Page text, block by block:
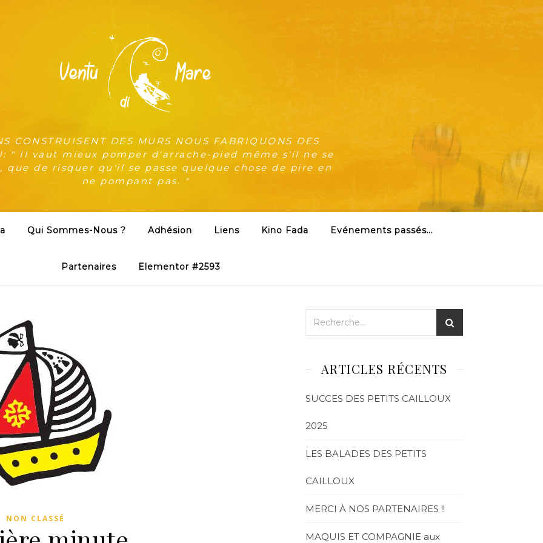
CONSTRUISENT DES MURS NOUS FABRIQUONS DES
" Il vaut mieux pomper d'arrache-pied même s'il ne se
que de risquer qu'il se passe quelque chose de pire en
ne pompant pas. "
Qui Sommes-Nous ? Adhésion Liens Kino Fada Evénements passés…
Partenaires Elementor #2593
NON CLASSÉ
ARTICLES RÉCENTS
SUCCES DES PETITS CAILLOUX
2025
LES BALADES DES PETITS
CAILLOUX
MERCI À NOS PARTENAIRES !!
MAQUIS ET COMPAGNIE aux